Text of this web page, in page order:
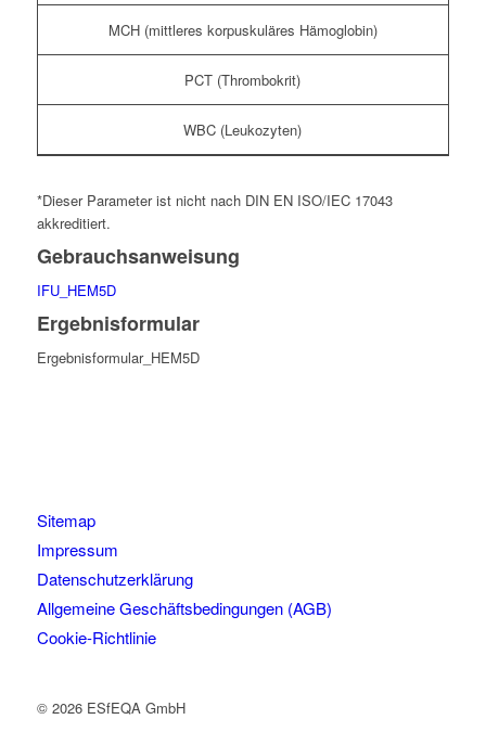
MCH (mittleres korpuskuläres Hämoglobin)
PCT (Thrombokrit)
WBC (Leukozyten)
*Dieser Parameter ist nicht nach DIN EN ISO/IEC 17043
akkreditiert.
Gebrauchsanweisung
IFU_HEM5D
Ergebnisformular
Ergebnisformular_HEM5D
Sitemap
Impressum
Datenschutzerklärung
Allgemeine Geschäftsbedingungen (AGB)
Cookie-Richtlinie
© 2026 ESfEQA GmbH